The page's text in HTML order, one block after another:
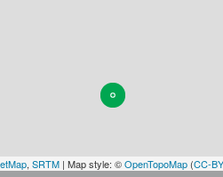
, SRTM | Map style: ©OpenTopoMap (CC-